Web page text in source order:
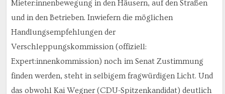
Mieter:innenbewegung in den Häusern, auf den Straßen
und in den Betrieben. Inwiefern die möglichen
Handlungsempfehlungen der
Verschleppungskommission (offiziell:
Expert:innenkommission) noch im Senat Zustimmung
finden werden, steht in selbigem fragwürdigen Licht. Und
das obwohl Kai Wegner (CDU-Spitzenkandidat) deutlich